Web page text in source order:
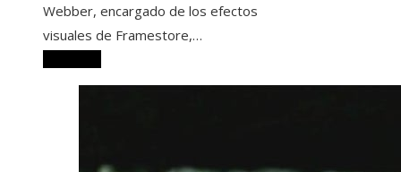
Webber, encargado de los efectos
visuales de Framestore,…